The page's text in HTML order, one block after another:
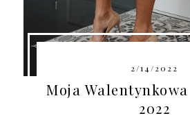
2/14/2022
Moja
2022